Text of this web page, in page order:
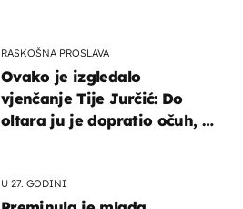
RASKOŠNA PROSLAVA
Ovako je izgledalo
vjenčanje Tije Jurčić: Do
oltara ju je dopratio očuh, a
U 27. GODINI